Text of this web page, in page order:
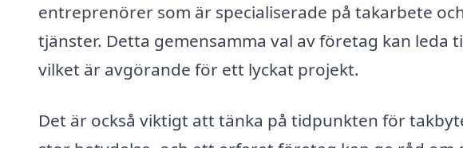
entreprenörer som är specialiserade på takarbete
tjänster. Detta gemensamma val av företag kan
vilket är avgörande för ett lyckat projekt.
Det är också viktigt att tänka på tidpunkten för